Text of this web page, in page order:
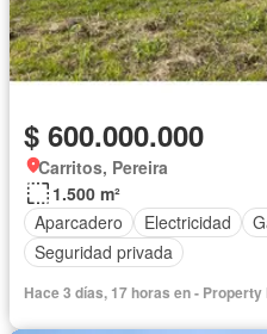
$ 600.000.000
Carritos, Pereira
1.500 m²
Aparcadero
Electricidad
Seguridad privada
Hace 3 días, 17 horas en -